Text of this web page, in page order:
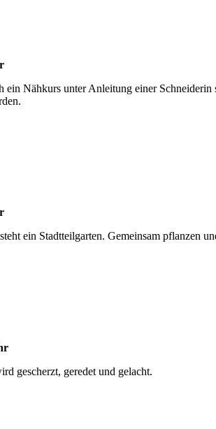
Nähkurs unter Anleitung einer Schneiderin
ein Stadtteilgarten. Gemeinsam pflanzen
gescherzt, geredet und gelacht.